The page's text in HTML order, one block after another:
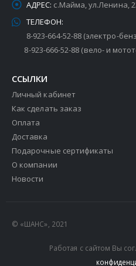
АДРЕС: с.Майма, ул.Ленина,
ТЕЛЕФОН:
8-923-664-52-88 (электро-
8-923-666-52-88 (вело- и
ССЫЛКИ
Личный кабинет
Как сделать заказ
Оплата
Доставка
Подарочные сертификаты
О компании
Новости
© «ШАНС», 2021
Работая с сайтом Вы